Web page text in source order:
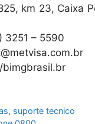
km 23, Caixa
3251 – 5590
bimgbrasil.br
, suporte tecnico